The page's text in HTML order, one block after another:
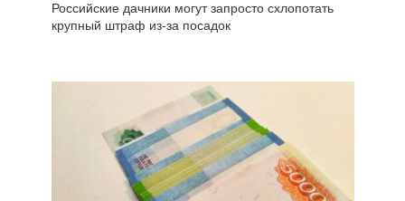
Российские дачники могут запросто схлопотать
крупный штраф из-за посадок